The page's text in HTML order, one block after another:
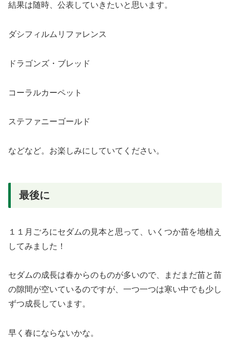
結果は随時、公表していきたいと思います。
ダシフィルムリファレンス
ドラゴンズ・ブレッド
コーラルカーペット
ステファニーゴールド
などなど。お楽しみにしていてください。
最後に
１１月ごろにセダムの見本と思って、いくつか苗を地植え
してみました！
セダムの成長は春からのものが多いので、まだまだ苗と苗
の隙間が空いているのですが、一つ一つは寒い中でも少し
ずつ成長しています。
早く春にならないかな。